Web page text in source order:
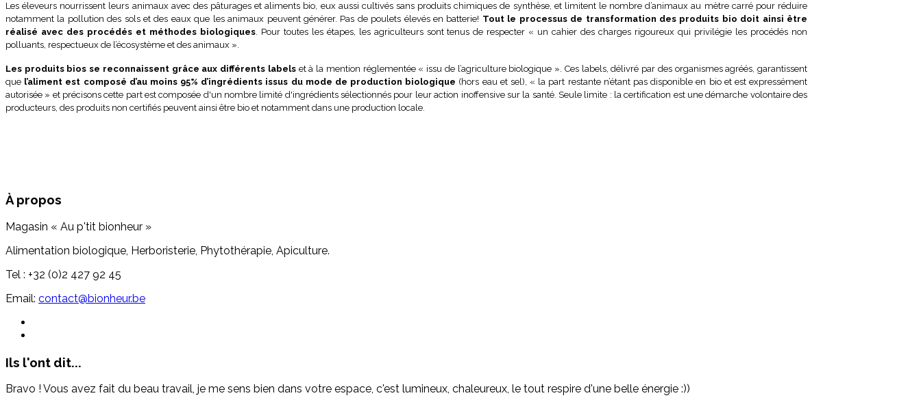
Les éleveurs nourrissent leurs animaux avec des pâturages et aliments bio, eux aussi cultivés sans produits chimiques de synthèse, et limitent le nombre d’animaux au mètre carré pour réduire
notamment la pollution des sols et des eaux que les animaux peuvent générer. Pas de poulets élevés en batterie! Tout le processus de transformation des produits bio doit ainsi être
réalisé avec des procédés et méthodes biologiques. Pour toutes les étapes, les agriculteurs sont tenus de respecter « un cahier des charges rigoureux qui privilégie les procédés non
polluants, respectueux de l’écosystème et des animaux ».
Les produits bios se reconnaissent grâce aux différents labelset à la mention réglementée « issu de l’agriculture biologique ». Ces labels, délivré par des organismes agréés, garantissent
que l’aliment est composé d’au moins 95% d’ingrédients issus du mode de production biologique (hors eau et sel), « la part restante n’étant pas disponible en bio et est expressément
autorisée » et précisons cette part est composée d'un nombre limité d'ingrédients sélectionnés pour leur action inoffensive sur la santé. Seule limite : la certification est une démarche volontaire des
producteurs, des produits non certifiés peuvent ainsi être bio et notamment dans une production locale.
À propos
Magasin « Au p'tit bionheur »
Alimentation biologique, Herboristerie, Phytothérapie, Apiculture.
Tel : +32 (0)2 427 92 45
Email: contact@bionheur.be
Ils l'ont dit...
Bravo ! Vous avez fait du beau travail, je me sens bien dans votre espace, c'est lumineux, chaleureux, le tout respire d'une belle énergie :))